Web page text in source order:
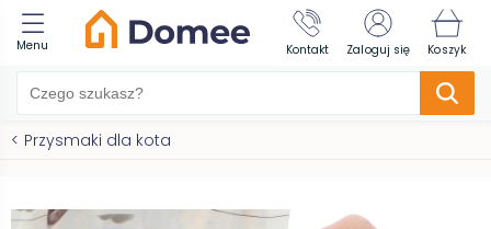
Menu Kontakt Zaloguj się Koszyk
< Przysmaki dla kota